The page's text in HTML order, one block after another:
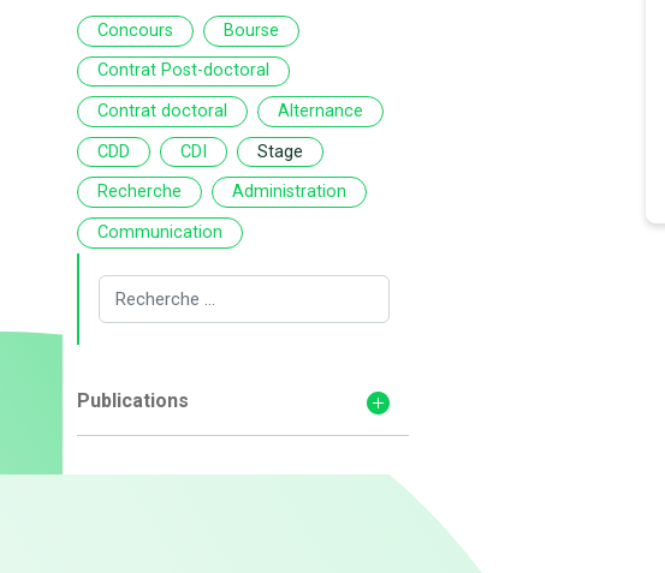
Concours
Bourse
Contrat Post-doctoral
Contrat doctoral
Alternance
CDD
CDI
Stage
Recherche
Administration
Communication
Publications